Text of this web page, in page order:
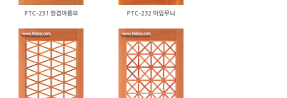
PTC-231 한겹마름모 PTC-232 마잎무늬